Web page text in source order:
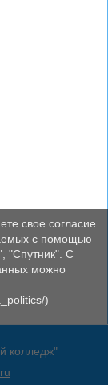
колледж"
свое согласие
с помощью
"Спутник". С
можно
)